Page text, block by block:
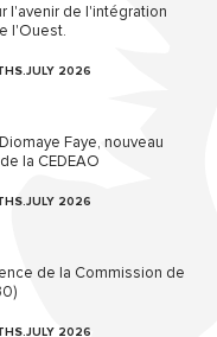
l'avenir de l'intégration
l'Ouest.
2026
Faye, nouveau
la CEDEAO
2026
de la Commission de
2026